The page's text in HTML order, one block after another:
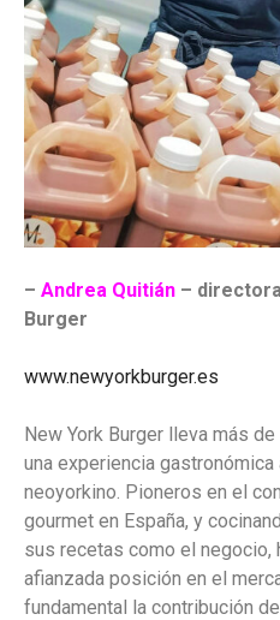
– Andrea Quitián –
Burger
www.newyorkburger.es
New York Burger lleva más
una experiencia
neoyorkino. Pioneros en el
gourmet en España, y
sus recetas como el negocio,
afianzada posición en el
fundamental la contribución